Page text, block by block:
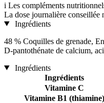
i Les compléments
La dose journalière conseillée
Ingrédients
48 % Coquilles de grenade,
D-pantothénate de calcium,
Ingrédients
Ingrédients
Vitamine C
Vitamine B1 (thiamine)